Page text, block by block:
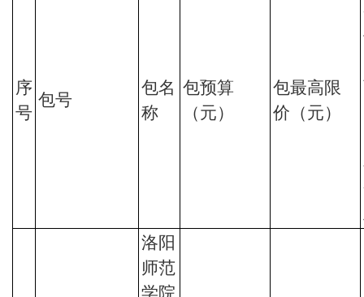
序
号
包号
包名
称
包预算
（元）
包最高限
价（元）
洛阳
师范